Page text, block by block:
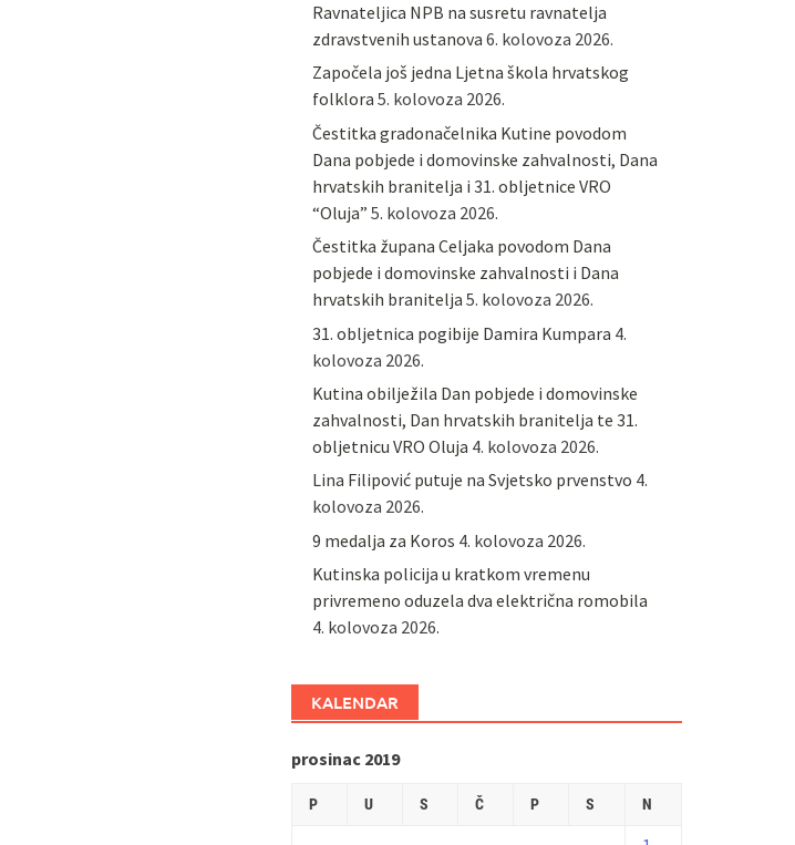
Ravnateljica NPB na susretu ravnatelja
zdravstvenih ustanova 6. kolovoza 2026.
Započela još jedna Ljetna škola hrvatskog
folklora 5. kolovoza 2026.
Čestitka gradonačelnika Kutine povodom
Dana pobjede i domovinske zahvalnosti, Dana
hrvatskih branitelja i 31. obljetnice VRO
“Oluja” 5. kolovoza 2026.
Čestitka župana Celjaka povodom Dana
pobjede i domovinske zahvalnosti i Dana
hrvatskih branitelja 5. kolovoza 2026.
31. obljetnica pogibije Damira Kumpara 4.
kolovoza 2026.
Kutina obilježila Dan pobjede i domovinske
zahvalnosti, Dan hrvatskih branitelja te 31.
obljetnicu VRO Oluja 4. kolovoza 2026.
Lina Filipović putuje na Svjetsko prvenstvo 4.
kolovoza 2026.
9 medalja za Koros 4. kolovoza 2026.
Kutinska policija u kratkom vremenu
privremeno oduzela dva električna romobila
4. kolovoza 2026.
KALENDAR
prosinac 2019
P U S Č P S N